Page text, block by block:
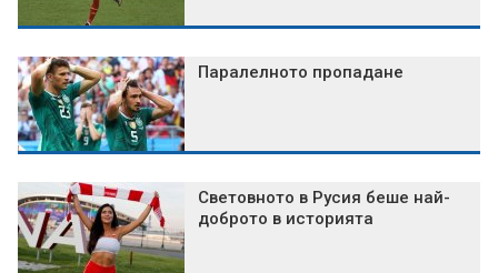
Паралелното пропадане
Световното в Русия беше най-
доброто в историята